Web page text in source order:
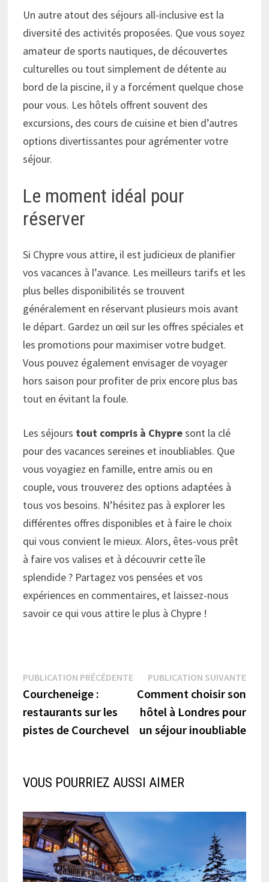
Un autre atout des séjours all-inclusive est la
diversité des activités proposées. Que vous soyez
amateur de sports nautiques, de découvertes
culturelles ou tout simplement de détente au
bord de la piscine, il y a forcément quelque chose
pour vous. Les hôtels offrent souvent des
excursions, des cours de cuisine et bien d’autres
options divertissantes pour agrémenter votre
séjour.
Le moment idéal pour
réserver
Si Chypre vous attire, il est judicieux de planifier
vos vacances à l’avance. Les meilleurs tarifs et les
plus belles disponibilités se trouvent
généralement en réservant plusieurs mois avant
le départ. Gardez un œil sur les offres spéciales et
les promotions pour maximiser votre budget.
Vous pouvez également envisager de voyager
hors saison pour profiter de prix encore plus bas
tout en évitant la foule.
Les séjours tout compris à Chypresont la clé
pour des vacances sereines et inoubliables. Que
vous voyagiez en famille, entre amis ou en
couple, vous trouverez des options adaptées à
tous vos besoins. N’hésitez pas à explorer les
différentes offres disponibles et à faire le choix
qui vous convient le mieux. Alors, êtes-vous prêt
à faire vos valises et à découvrir cette île
splendide ? Partagez vos pensées et vos
expériences en commentaires, et laissez-nous
savoir ce qui vous attire le plus à Chypre !
Navigation
de
l’article
PUBLICATION PRÉCÉDENTEPublication
précédente :
Courcheneige :
restaurants sur les
pistes de Courchevel
PUBLICATION SUIVANTE
Comment choisir son
hôtel à Londres pour
un séjour inoubliable
VOUS POURRIEZ AUSSI AIMER